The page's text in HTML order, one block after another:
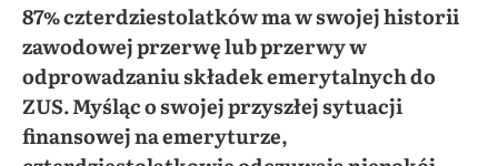
87% czterdziestolatków ma w swojej historii
zawodowej przerwę lub przerwy w
odprowadzaniu składek emerytalnych do
ZUS. Myśląc o swojej przyszłej sytuacji
finansowej na emeryturze,